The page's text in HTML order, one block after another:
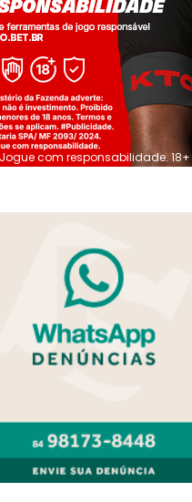
Jogue com responsabilidade. 18+